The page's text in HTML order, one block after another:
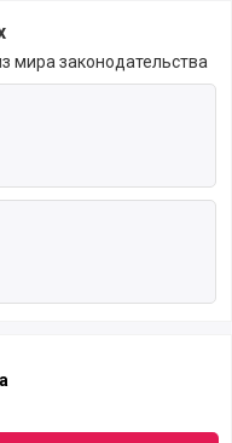
мира законодательства